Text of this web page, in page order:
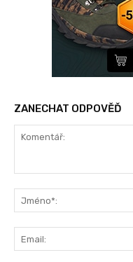
ZANECHAT ODPOVĚĎ